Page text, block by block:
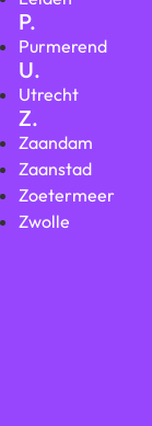
P.
Purmerend
U.
Utrecht
Z.
Zaandam
Zaanstad
Zoetermeer
Zwolle